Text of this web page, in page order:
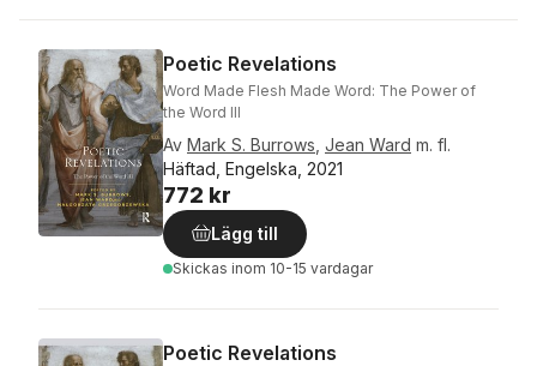
Poetic Revelations
Word Made Flesh Made Word: The Power of
the Word III
Av Mark S. Burrows Jean Ward m. fl.
Häftad, Engelska, 2021
772 kr
Lägg till
Skickas inom 10-15 vardagar
Poetic Revelations